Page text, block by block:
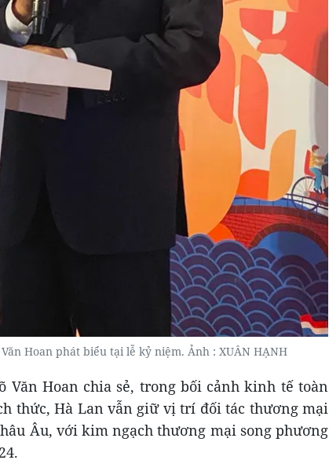
Văn Hoan phát biểu tại lễ kỷ niệm. Ảnh : XUÂN HẠNH
Văn Hoan chia sẻ, trong bối cảnh kinh tế toàn
thức, Hà Lan vẫn giữ vị trí đối tác thương mại
Âu, với kim ngạch thương mại song phương